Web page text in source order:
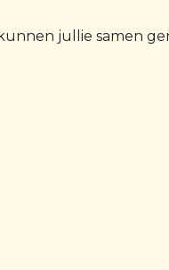
jullie samen